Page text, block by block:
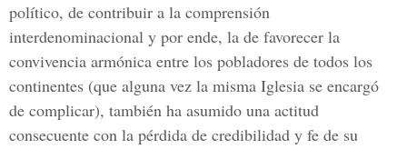
político, de contribuir a la comprensión
interdenominacional y por ende, la de favorecer la
convivencia armónica entre los pobladores de todos los
continentes (que alguna vez la misma Iglesia se encargó
de complicar), también ha asumido una actitud
consecuente con la pérdida de credibilidad y fe de su